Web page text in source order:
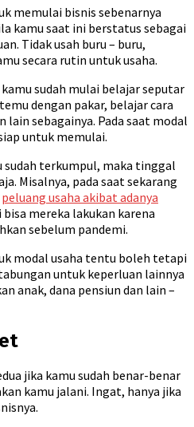
memulai bisnis sebenarnya
kamu saat ini berstatus sebagai
Tidak usah buru – buru,
secara rutin untuk usaha.
sudah mulai belajar seputar
dengan pakar, belajar cara
lain sebagainya. Pada saat modal
untuk memulai.
terkumpul, maka tinggal
Misalnya, pada saat sekarang
peluang usaha akibat adanya
mereka lakukan karena
sebelum pandemi.
modal usaha tentu boleh tetapi
untuk keperluan lainnya
anak, dana pensiun dan lain –
jika kamu sudah benar-benar
kamu jalani. Ingat, hanya jika